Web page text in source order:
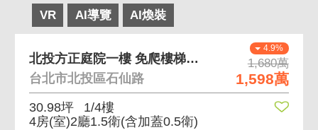
VR AI導覽 AI煥裝
4.9%
1,680萬
1,598萬
北投方正庭院一樓 免爬樓梯、前庭院、大空間
台北市北投區石仙路
30.98坪
1/4樓
4房(室)2廳1.5衛(含加蓋0.5衛)